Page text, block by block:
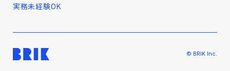
実務未経験OK
© BRIK Inc.